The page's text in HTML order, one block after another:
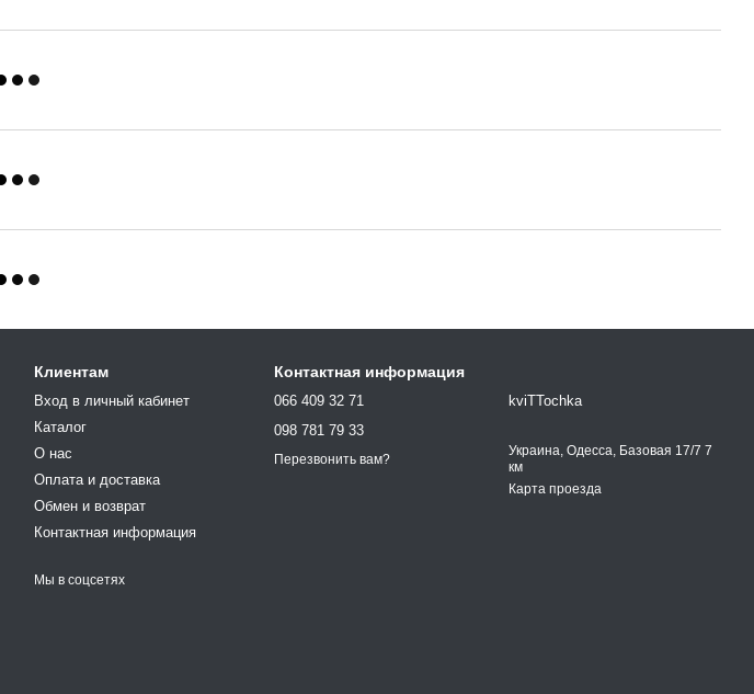
Клиентам
Вход в личный кабинет
Каталог
О нас
Оплата и доставка
Обмен и возврат
Контактная информация
Мы в соцсетях
Контактная информация
066 409 32 71
098 781 79 33
Перезвонить вам?
kviTTochka
Украина, Одесса, Базовая 17/7 7
км
Карта проезда